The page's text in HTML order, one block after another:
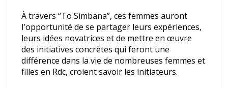
À travers “To Simbana”, ces femmes auront
I’opportunité de se partager leurs expériences,
leurs idées novatrices et de mettre en œuvre
des initiatives concrètes qui feront une
différence dans la vie de nombreuses femmes et
filles en Rdc, croient savoir les initiateurs.